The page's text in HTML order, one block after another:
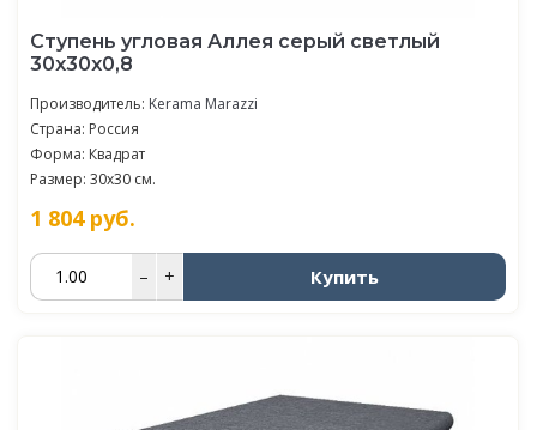
Ступень угловая Аллея серый светлый
30x30x0,8
Производитель: Kerama Marazzi
Страна: Россия
Форма: Квадрат
Размер: 30x30 см.
1 804руб.
– + Купить